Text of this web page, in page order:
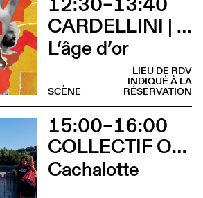
CARDELLINI | GONZALEZ
L’âge d’or
LIEU DE RDV
INDIQUÉ À LA
RÉSERVATION
SCÈNE
15:00–16:00
COLLECTIF OUINCH OUINCH
Cachalotte